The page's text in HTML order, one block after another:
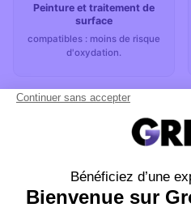
Peinture et traitement de
surface
compatibles : moins de risque
d'oxydation.
- un expert détecte les pièces
génériques.